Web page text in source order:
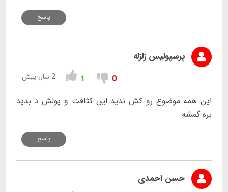
پاسخ
پرسپولیس زلزله
0
1 2 سال پیش
این همه موضوع رو کش ندید این کثافت و پولش د بدید
بره گمشه
پاسخ
حسن احمدی